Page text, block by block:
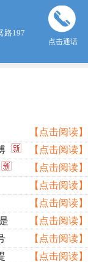
路197
点击通话
【点击阅读】
【点击阅读】
【点击阅读】
【点击阅读】
【点击阅读】
【点击阅读】
【点击阅读】
【点击阅读】